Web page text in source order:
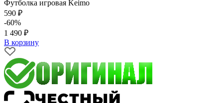
Футболка игровая Keimo
590 ₽
-60%
1 490 ₽
В корзину